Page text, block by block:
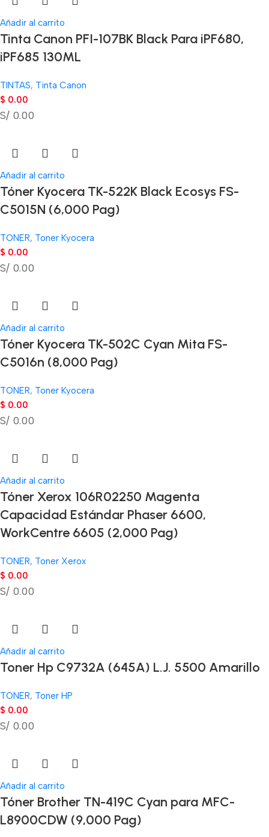
Añadir al carrito
Tinta Canon PFI-107BK Black Para iPF680,
iPF685 130ML
TINTAS, Tinta Canon
$ 0.00
S/ 0.00
Añadir al carrito
Tóner Kyocera TK-522K Black Ecosys FS-
C5015N (6,000 Pag)
TONER, Toner Kyocera
$ 0.00
S/ 0.00
Añadir al carrito
Tóner Kyocera TK-502C Cyan Mita FS-
C5016n (8,000 Pag)
TONER, Toner Kyocera
$ 0.00
S/ 0.00
Añadir al carrito
Tóner Xerox 106R02250 Magenta
Capacidad Estándar Phaser 6600,
WorkCentre 6605 (2,000 Pag)
TONER, Toner Xerox
$ 0.00
S/ 0.00
Añadir al carrito
Toner Hp C9732A (645A) L.J. 5500 Amarillo
TONER, Toner HP
$ 0.00
S/ 0.00
Añadir al carrito
Tóner Brother TN-419C Cyan para MFC-
L8900CDW (9,000 Pag)